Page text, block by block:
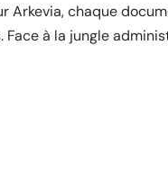
Arkevia, chaque
à la jungle